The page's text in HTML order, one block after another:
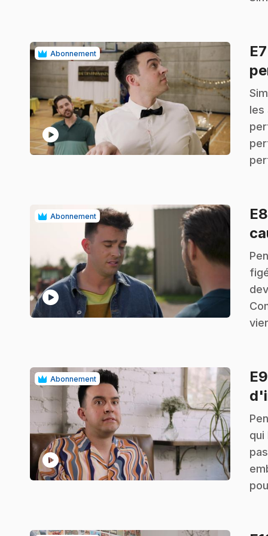
Abonnement
play_circle
E7
.
les
Abonnement
play_circle
E8
.
Abonnement
play_circle
E9
.
qui